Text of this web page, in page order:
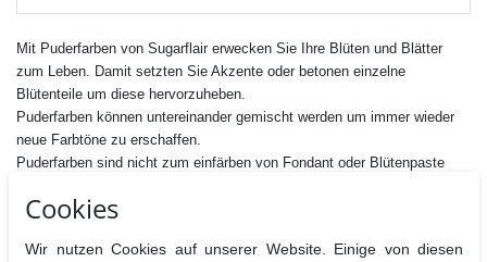
Mit Puderfarben von Sugarflair erwecken Sie Ihre Blüten und Blätter
zum Leben. Damit setzten Sie Akzente oder betonen einzelne
Blütenteile um diese hervorzuheben.
Puderfarben können untereinander gemischt werden um immer wieder
neue Farbtöne zu erschaffen.
Puderfarben sind nicht zum einfärben von Fondant oder Blütenpaste
Icing oder andere feuchte Massen können aber gut damit gefärbt
Cookies
Wir nutzen Cookies auf unserer Website. Einige von diesen